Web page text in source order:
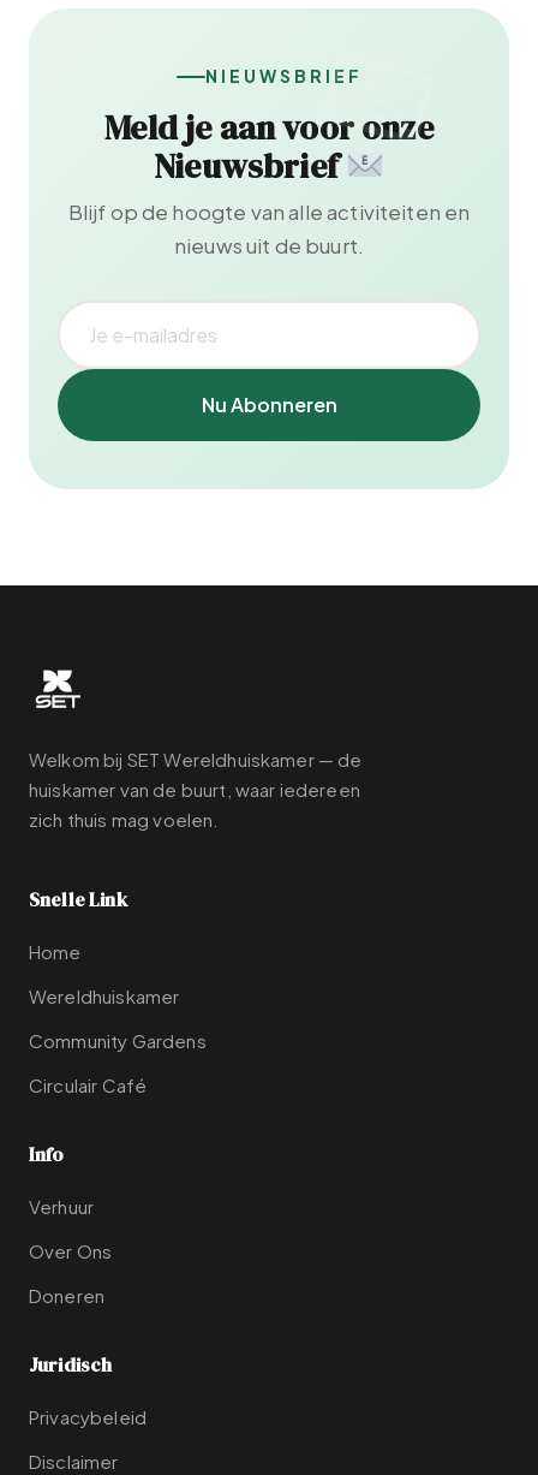
NIEUWSBRIEF
Meld je aan voor onze
Nieuwsbrief
Blijf op de hoogte van alle activiteiten en
nieuws uit de buurt.
Nu Abonneren
Welkom bij SET Wereldhuiskamer — de
huiskamer van de buurt, waar iedereen
zich thuis mag voelen.
Snelle Link
Home
Wereldhuiskamer
Community Gardens
Circulair Café
Info
Verhuur
Over Ons
Doneren
Juridisch
Privacybeleid
Disclaimer